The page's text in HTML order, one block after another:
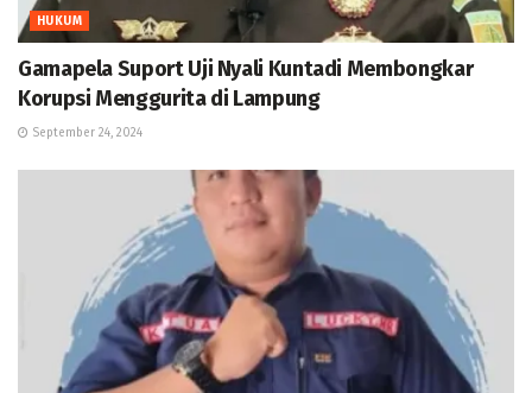
HUKUM
Gamapela Suport Uji Nyali Kuntadi Membongkar
Korupsi Menggurita di Lampung
September 24, 2024